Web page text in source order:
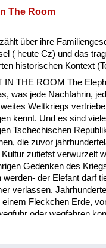
was sie von 500 Jahren
mitnehmen konnten,
The Room
über ihre
( heute Cz) und das
historischen Kontext
IN THE ROOM The
was jede Nachfahrin,
Weltkriegs
kennt. Und es sind
Tschechischen
die zuvor
zutiefst verwurzelt
Gedenken des
werden- der Elefant darf
verlassen.
einem Fleckchen Erde,
oder wegfahren
wurden in
Verwandte,